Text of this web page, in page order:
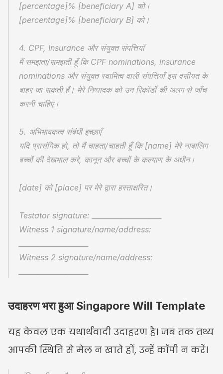
[percentage]% [beneficiary A] को।
[percentage]% [beneficiary B] को।
4. CPF, Insurance और संयुक्त संपत्तियाँ
मैं समझता/समझती हूँ कि CPF nominations, insurance
nominations और संयुक्त स्वामित्व वाली संपत्तियाँ इस वसीयत के
बाहर जा सकती हैं। मेरे निष्पादक को उन रिकॉर्डों की अलग से जाँच
करनी चाहिए।
5. अभिभावकत्व संबंधी इच्छाएँ
यदि प्रासंगिक हो, तो मैं चाहता/चाहती हूँ कि [name] मेरे नाबालिग
बच्चों की देखभाल करे, कानून और बच्चों के कल्याण के अधीन।
[date] को [place] पर मेरे द्वारा हस्ताक्षरित।
Testator signature: ____________________
Witness 1 signature/name/address:
Witness 2 signature/name/address:
उदाहरण भरा हुआ Singapore Will Template
यह केवल एक यथार्थवादी उदाहरण है। जब तक तथ्य
आपकी स्थिति से मेल न खाते हों, उन्हें कॉपी न करें।